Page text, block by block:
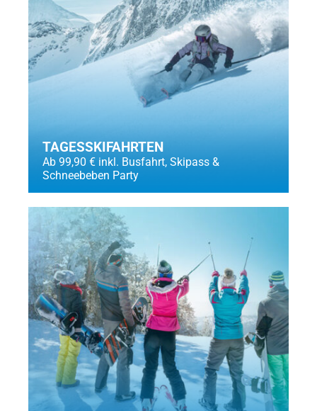
TAGESSKIFAHRTEN
Ab 99,90 € inkl. Busfahrt, Skipass &
Schneebeben Party